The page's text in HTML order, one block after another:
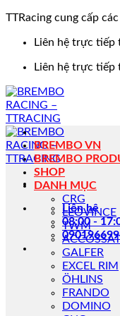
TTRacing cung cấp
Liên hệ trực tiếp
Liên hệ trực tiếp
Liên hệ
08:00 -
BREMBO VN
BREMBO
SHOP
DANH MỤC
CRG
LEOVINCE
TWM
GALFER
EXCEL RIM
ÖHLINS
FRANDO
DOMINO